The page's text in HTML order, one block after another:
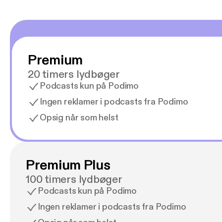
Premium
20 timers lydbøger
Podcasts kun på Podimo
Ingen reklamer i podcasts fra Podimo
Opsig når som helst
Premium Plus
100 timers lydbøger
Podcasts kun på Podimo
Ingen reklamer i podcasts fra Podimo